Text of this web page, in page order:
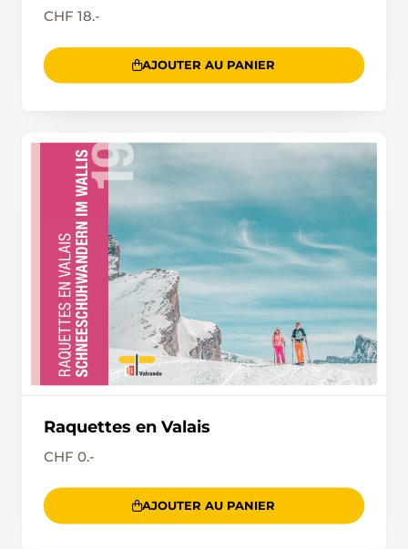
CHF 18.-
AJOUTER AU PANIER
Raquettes en Valais
CHF 0.-
AJOUTER AU PANIER